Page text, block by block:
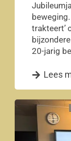
trakteert’
20-jarig
Lees